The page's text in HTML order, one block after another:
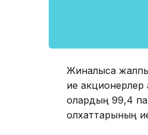
Жиналысқа
ие акционерлер
олардың 99,4
қолхаттарының